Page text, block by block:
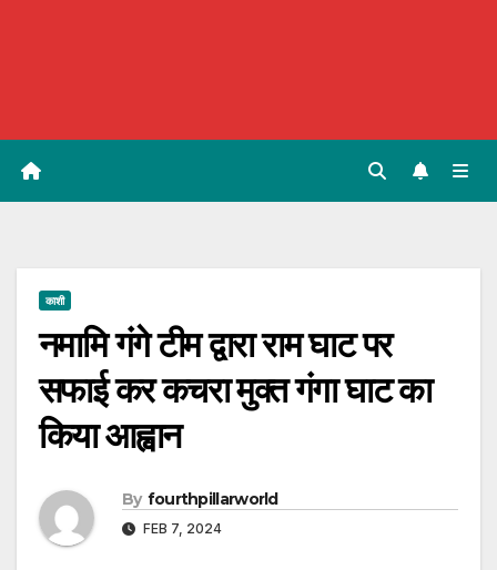
काशी
नमामि गंगे टीम द्वारा राम घाट पर
सफाई कर कचरा मुक्त गंगा घाट का
किया आह्वान
By fourthpillarworld
FEB 7, 2024